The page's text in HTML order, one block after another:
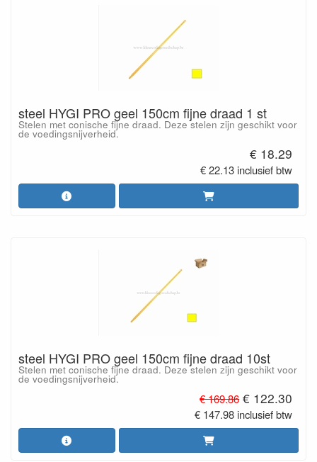
steel HYGI PRO geel 150cm fijne draad 1 st
Stelen met conische fijne draad. Deze stelen zijn geschikt voor
de voedingsnijverheid.
€ 18.29
€ 22.13 inclusief btw
steel HYGI PRO geel 150cm fijne draad 10st
Stelen met conische fijne draad. Deze stelen zijn geschikt voor
de voedingsnijverheid.
€ 169.86 € 122.30
€ 147.98 inclusief btw